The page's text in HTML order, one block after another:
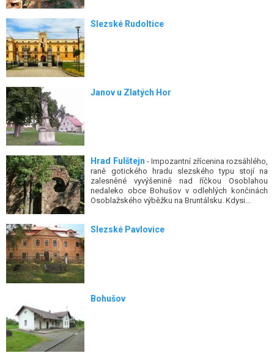
Slezské Rudoltice
Janov u Zlatých Hor
Hrad Fulštejn - Impozantní zřícenina rozsáhlého,
raně gotického hradu slezského typu stojí na
zalesněné vyvýšenině nad říčkou Osoblahou
nedaleko obce Bohušov v odlehlých končinách
Osoblažského výběžku na Bruntálsku. Kdysi...
Slezské Pavlovice
Bohušov